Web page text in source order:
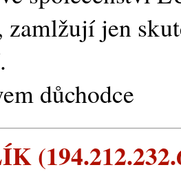
zamlžují jen
důchodce